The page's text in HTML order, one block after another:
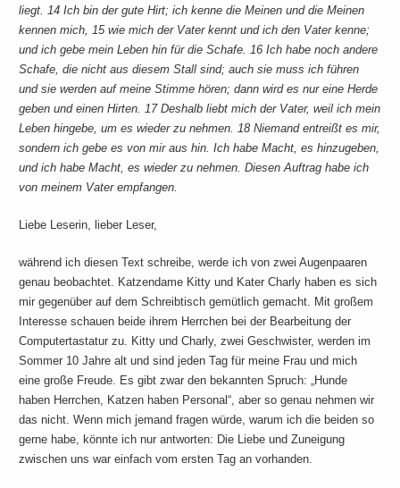
liegt. 14 Ich bin der gute Hirt; ich kenne die Meinen und die Meinen
kennen mich, 15 wie mich der Vater kennt und ich den Vater kenne;
und ich gebe mein Leben hin für die Schafe. 16 Ich habe noch andere
Schafe, die nicht aus diesem Stall sind; auch sie muss ich führen
und sie werden auf meine Stimme hören; dann wird es nur eine Herde
geben und einen Hirten. 17 Deshalb liebt mich der Vater, weil ich mein
Leben hingebe, um es wieder zu nehmen. 18 Niemand entreißt es mir,
sondern ich gebe es von mir aus hin. Ich habe Macht, es hinzugeben,
und ich habe Macht, es wieder zu nehmen. Diesen Auftrag habe ich
von meinem Vater empfangen.
Liebe Leserin, lieber Leser,
während ich diesen Text schreibe, werde ich von zwei Augenpaaren
genau beobachtet. Katzendame Kitty und Kater Charly haben es sich
mir gegenüber auf dem Schreibtisch gemütlich gemacht. Mit großem
Interesse schauen beide ihrem Herrchen bei der Bearbeitung der
Computertastatur zu. Kitty und Charly, zwei Geschwister, werden im
Sommer 10 Jahre alt und sind jeden Tag für meine Frau und mich
eine große Freude. Es gibt zwar den bekannten Spruch: „Hunde
haben Herrchen, Katzen haben Personal“, aber so genau nehmen wir
das nicht. Wenn mich jemand fragen würde, warum ich die beiden so
gerne habe, könnte ich nur antworten: Die Liebe und Zuneigung
zwischen uns war einfach vom ersten Tag an vorhanden.